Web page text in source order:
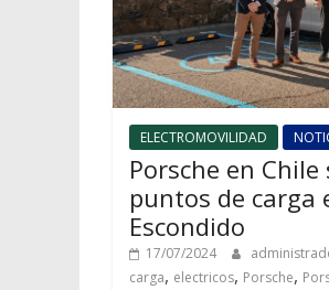
ELECTROMOVILIDAD
Porsche en
puntos de carga
Escondido
17/07/2024
carga, electricos, Porsche,